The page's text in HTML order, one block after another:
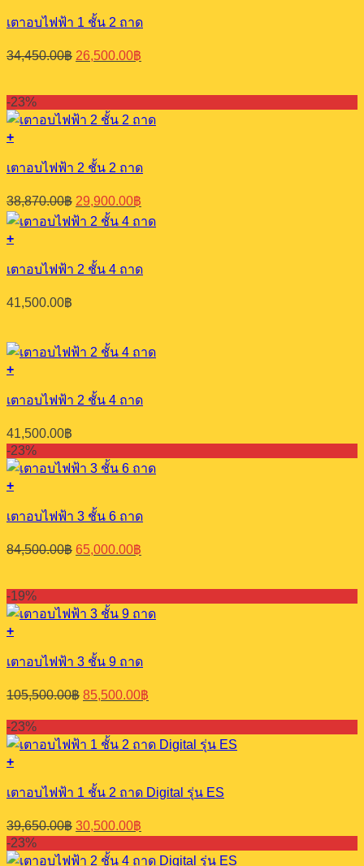
เตาอบไฟฟ้า 1 ชั้น 2 ถาด
34,450.00฿ Original
price
34,450.00฿.
26,500.00฿
price
26,500.00฿.
-23%
+
เตาอบไฟฟ้า 2 ชั้น 2 ถาด
38,870.00฿ Original
price
was:
29,900.00฿
price
is:
+
เตาอบไฟฟ้า 2 ชั้น 4 ถาด
41,500.00฿
+
เตาอบไฟฟ้า 2 ชั้น 4 ถาด
41,500.00฿
-23%
+
เตาอบไฟฟ้า 3 ชั้น 6 ถาด
84,500.00฿ Original
price
84,500.00฿.
65,000.00฿
price
65,000.00฿.
-19%
+
เตาอบไฟฟ้า 3 ชั้น 9 ถาด
105,500.00฿ Original
price
was:
105,500.00฿.
85,500.00฿
price
is:
85,500.00฿.
-23%
+
เตาอบไฟฟ้า 1 ชั้น 2 ถาด Digital รุ่น ES
39,650.00฿ Original
price
was:
30,500.00฿
price
is:
-23%